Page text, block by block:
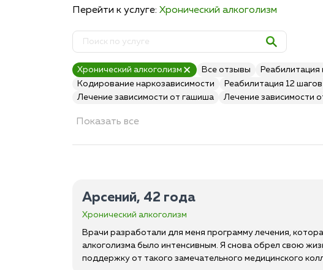
Перейти к услуге: Хронический алкоголизм
Хронический алкоголизм Все отзывы Реабилитация
Кодирование наркозависимости
Реабилитация 12 шагов
Лечение зависимости от гашиша
Лечение зависимости
Показать все
Арсений, 42 года
Хронический алкоголизм
Врачи разработали для меня программу лечения,
алкоголизма было интенсивным. Я снова обрел свою
поддержку от такого замечательного медицинского